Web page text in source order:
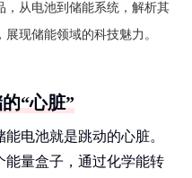
，从电池到储能系统，解析其
现储能领域的科技魅力。
“心脏”
电池就是跳动的心脏。
能量盒子，通过化学能转